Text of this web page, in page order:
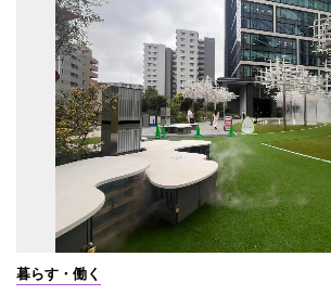
暮らす・働く